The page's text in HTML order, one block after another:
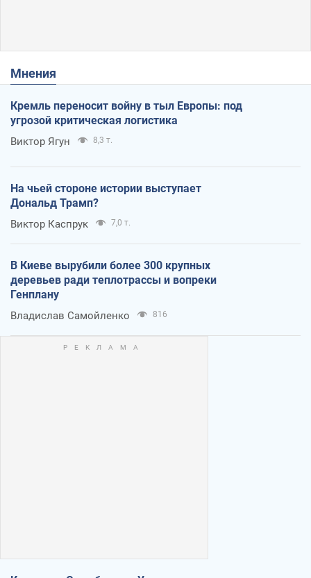
Мнения
Кремль переносит войну в тыл Европы: под
угрозой критическая логистика
Виктор Ягун 8,3 т.
На чьей стороне истории выступает
Дональд Трамп?
Виктор Каспрук 7,0 т.
В Киеве вырубили более 300 крупных
деревьев ради теплотрассы и вопреки
Генплану
Владислав Самойленко 816